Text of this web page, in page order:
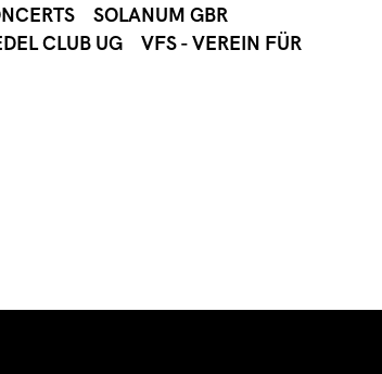
SOLANUM GBR
CLUB UG
VFS - VEREIN FÜR